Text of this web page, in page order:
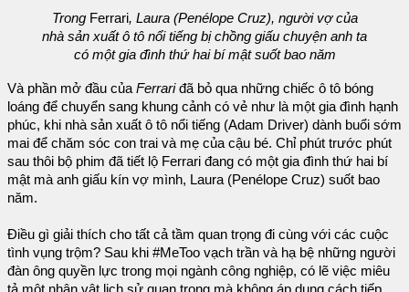
Trong Ferrari, Laura (Penélope Cruz), người vợ của
nhà sản xuất ô tô nổi tiếng bị chồng giấu chuyện anh ta
có một gia đình thứ hai bí mật suốt bao năm
Và phần mở đầu củaFerrariđã bỏ qua những chiếc ô tô bóng
loáng để chuyển sang khung cảnh có vẻ như là một gia đình hạnh
phúc, khi nhà sản xuất ô tô nổi tiếng (Adam Driver) dành buổi sớm
mai để chăm sóc con trai và mẹ của cậu bé. Chỉ phút trước phút
sau thôi bộ phim đã tiết lộ Ferrari đang có một gia đình thứ hai bí
mật mà anh giấu kín vợ mình, Laura (Penélope Cruz) suốt bao
năm.
Điều gì giải thích cho tất cả tầm quan trọng đi cùng với các cuộc
tình vụng trộm? Sau khi #MeToo vạch trần và hạ bệ những người
đàn ông quyền lực trong mọi ngành công nghiệp, có lẽ việc miêu